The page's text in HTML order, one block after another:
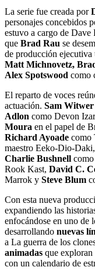
La serie fue creada por
personajes concebidos
estuvo a cargo de Dave
que Brad Rau se
de producción ejecutiva
Matt Michnovetz,
Alex Spotswood como
El reparto de voces
actuación. Sam Witwer
Adlon como Devon
Moura en el papel de
Richard Ayoade como
maestro Eeko-Dio-Daki,
Charlie Bushnell
Rook Kast, David C.
Marrok y Steve Blum
Con esta nueva
expandiendo las
enfocándose en uno de
desarrollando nuevas
a La guerra de los
animadas que exploran
con un calendario de